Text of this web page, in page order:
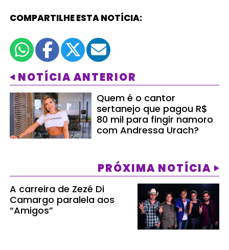
COMPARTILHE ESTA NOTÍCIA:
NOTÍCIA ANTERIOR
Quem é o cantor
sertanejo que pagou R$
80 mil para fingir namoro
com Andressa Urach?
PRÓXIMA NOTÍCIA
A carreira de Zezé Di
Camargo paralela aos
“Amigos”